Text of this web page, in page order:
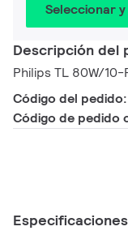
Seleccionar
Descripción del
Philips TL 80W/10-
Código del pedido:
Código de pedido
Especificaciones